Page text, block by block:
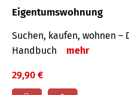
Eigentumswohnung
Suchen, kaufen, wohnen –
Handbuch
mehr
29,90 €